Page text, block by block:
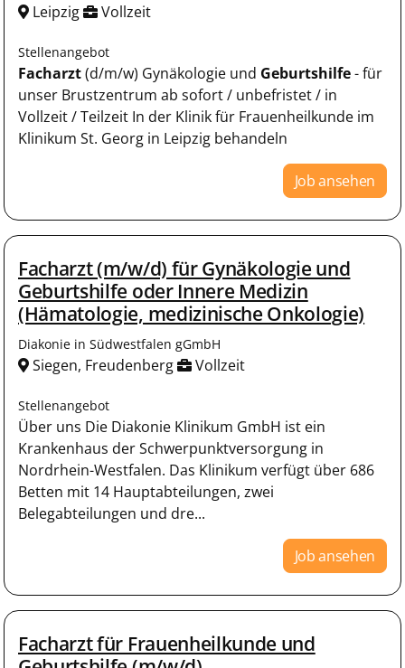
Leipzig Vollzeit
Stellenangebot
Facharzt(d/m/w) Gynäkologie und Geburtshilfe- für
unser Brustzentrum ab sofort / unbefristet / in
Vollzeit / Teilzeit In der Klinik für Frauenheilkunde im
Klinikum St. Georg in Leipzig behandeln
Job ansehen
Facharzt (m/w/d) für Gynäkologie und
Geburtshilfe oder Innere Medizin
(Hämatologie, medizinische Onkologie)
Diakonie in Südwestfalen gGmbH
Siegen, Freudenberg Vollzeit
Stellenangebot
Über uns Die Diakonie Klinikum GmbH ist ein
Krankenhaus der Schwerpunktversorgung in
Nordrhein-Westfalen. Das Klinikum verfügt über 686
Betten mit 14 Hauptabteilungen, zwei
Belegabteilungen und dre...
Job ansehen
Facharzt für Frauenheilkunde und